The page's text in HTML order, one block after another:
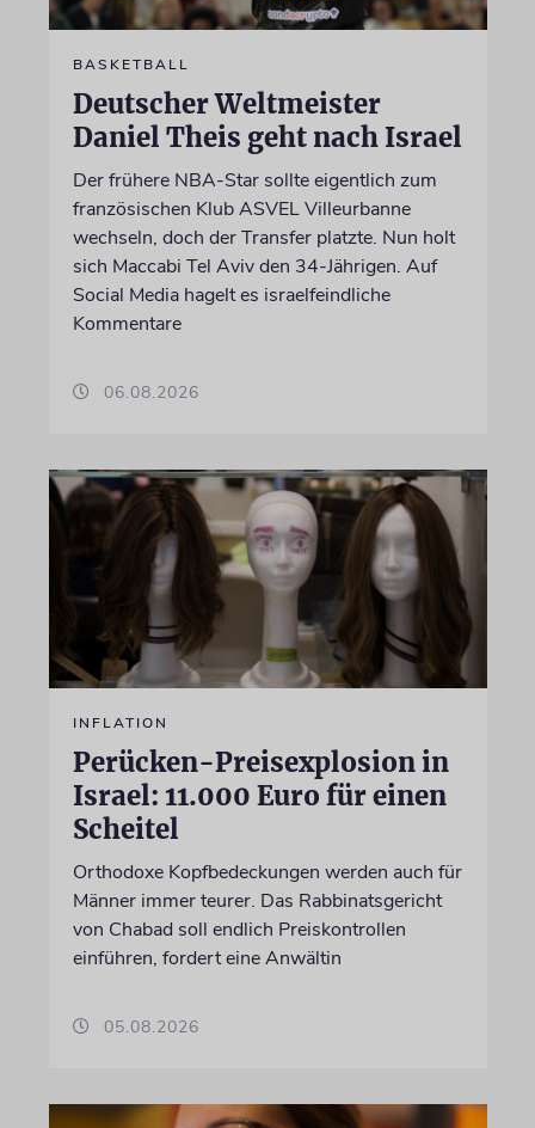
BASKETBALL
Deutscher Weltmeister
Daniel Theis geht nach Israel
Der frühere NBA-Star sollte eigentlich zum
französischen Klub ASVEL Villeurbanne
wechseln, doch der Transfer platzte. Nun holt
sich Maccabi Tel Aviv den 34-Jährigen. Auf
Social Media hagelt es israelfeindliche
Kommentare
06.08.2026
INFLATION
Perücken-Preisexplosion in
Israel: 11.000 Euro für einen
Scheitel
Orthodoxe Kopfbedeckungen werden auch für
Männer immer teurer. Das Rabbinatsgericht
von Chabad soll endlich Preiskontrollen
einführen, fordert eine Anwältin
05.08.2026